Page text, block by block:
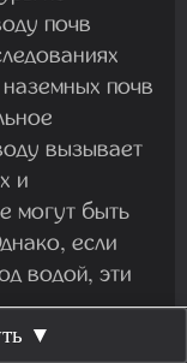
почв
почв
вызывает
и
могут быть
если
водой, эти
▼